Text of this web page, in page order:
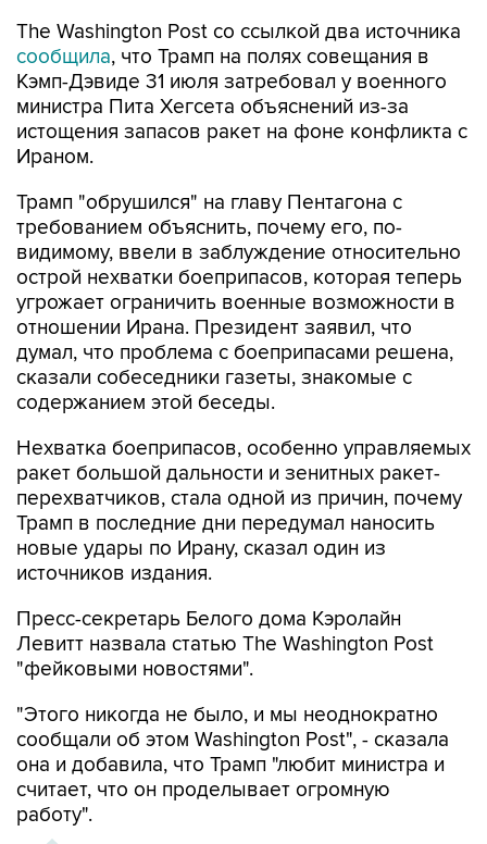
The Washington Post со ссылкой два источника
сообщила, что Трамп на полях совещания в
Кэмп-Дэвиде 31 июля затребовал у военного
министра Пита Хегсета объяснений из-за
истощения запасов ракет на фоне конфликта с
Ираном.
Трамп "обрушился" на главу Пентагона с
требованием объяснить, почему его, по-
видимому, ввели в заблуждение относительно
острой нехватки боеприпасов, которая теперь
угрожает ограничить военные возможности в
отношении Ирана. Президент заявил, что
думал, что проблема с боеприпасами решена,
сказали собеседники газеты, знакомые с
содержанием этой беседы.
Нехватка боеприпасов, особенно управляемых
ракет большой дальности и зенитных ракет-
перехватчиков, стала одной из причин, почему
Трамп в последние дни передумал наносить
новые удары по Ирану, сказал один из
источников издания.
Пресс-секретарь Белого дома Кэролайн
Левитт назвала статью The Washington Post
"фейковыми новостями".
"Этого никогда не было, и мы неоднократно
сообщали об этом Washington Post", - сказала
она и добавила, что Трамп "любит министра и
считает, что он проделывает огромную
работу".